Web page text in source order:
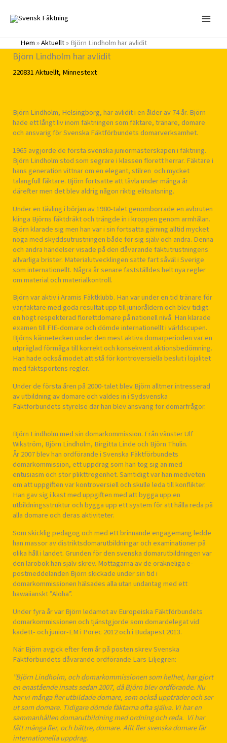
innehåll
Hem»Aktuellt»Björn Lindholm har avlidit
Björn Lindholm har avlidit
220831Aktuellt, Minnestext
Björn Lindholm, Helsingborg, har avlidit i en ålder av 74 år. Björn
hade ett långt liv inom fäktningen som fäktare, tränare, domare
och ansvarig för Svenska Fäktförbundets domarverksamhet.
1965 avgjorde de första svenska juniormästerskapen i fäktning.
Björn Lindholm stod som segrare i klassen florett herrar. Fäktare i
hans generation vittnar om en elegant, stilren och mycket
talangfull fäktare. Björn fortsatte att tävla under många år
därefter men det blev aldrig någon riktig elitsatsning.
Under en tävling i början av 1980-talet genomborrade en avbruten
klinga Björns fäktdräkt och trängde in i kroppen genom armhålan.
Björn klarade sig men han var i sin fortsatta gärning alltid mycket
noga med skyddsutrustningen både för sig själv och andra. Denna
och andra händelser visade på den dåvarande fäktutrustningens
allvarliga brister. Materialutvecklingen satte fart såväl i Sverige
som internationellt. Några år senare fastställdes helt nya regler
om material och materialkontroll.
Björn var aktiv i Aramis Fäktklubb. Han var under en tid tränare för
värjfäktare med goda resultat upp till junioråldern och blev tidigt
en högt respekterad florettdomare på nationell nivå. Han klarade
examen till FIE-domare och dömde internationellt i världscupen.
Björns kännetecken under den mest aktiva domarperioden var en
utpräglad förmåga till korrekt och konsekvent aktionsbedömning.
Han hade också modet att stå för kontroversiella beslut i lojalitet
med fäktsportens regler.
Under de första åren på 2000-talet blev Björn alltmer intresserad
av utbildning av domare och valdes in i Sydsvenska
Fäktförbundets styrelse där han blev ansvarig för domarfrågor.
Björn Lindholm med sin domarkommission. Från vänster Ulf
Wikström, Björn Lindholm, Birgitta Linde och Björn Thulin.
År 2007 blev han ordförande i Svenska Fäktförbundets
domarkommission, ett uppdrag som han tog sig an med
entusiasm och stor plikttrogenhet. Samtidigt var han medveten
om att uppgiften var kontroversiell och skulle leda till konflikter.
Han gav sig i kast med uppgiften med att bygga upp en
utbildningsstruktur och bygga upp ett system för att hålla reda på
alla domare och deras aktiviteter.
Som skicklig pedagog och med ett brinnande engagemang ledde
han massor av distriktsdomarutbildningar och examinationer på
olika håll i landet. Grunden för den svenska domarutbildningen var
den lärobok han själv skrev. Mottagarna av de oräkneliga e-
postmeddelanden Björn skickade under sin tid i
domarkommissionen hälsades alla utan undantag med ett
hawaiianskt ”Aloha”.
Under fyra år var Björn ledamot av Europeiska Fäktförbundets
domarkommissionen och tjänstgjorde som domardelegat vid
kadett- och junior-EM i Porec 2012 och i Budapest 2013.
När Björn avgick efter fem år på posten skrev Svenska
Fäktförbundets dåvarande ordförande Lars Liljegren:
”Björn Lindholm, och domarkommissionen som helhet, har gjort
en enastående insats sedan 2007, då Björn blev ordförande. Nu
har vi många fler utbildade domare, som också uppträder och ser
ut som domare. Tidigare dömde fäktarna ofta själva. Vi har en
sammanhållen domarutbildning med ordning och reda. Vi har
fått många fler, och bättre, domare. Allt fler svenska domare får
internationella uppdrag.